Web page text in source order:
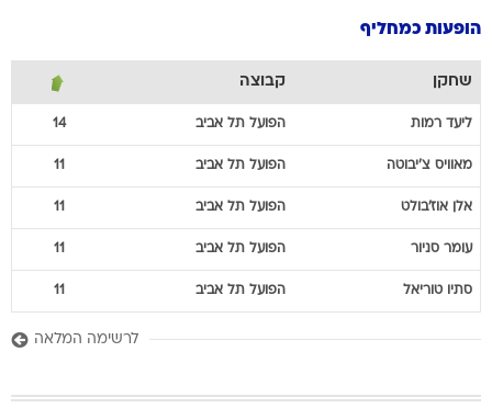
הופעות כמחליף
שחקן קבוצה
ליעד רמות הפועל תל אביב 14
מאוויס צ'יבוטה הפועל תל אביב 11
אלן אוז'בולט הפועל תל אביב 11
עומר סניור הפועל תל אביב 11
סתיו טוריאל הפועל תל אביב 11
לרשימה המלאה